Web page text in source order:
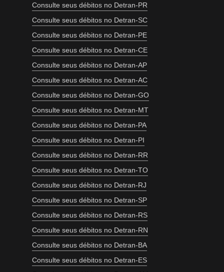
Consulte seus débitos no Detran-PR
Consulte seus débitos no Detran-SC
Consulte seus débitos no Detran-PE
Consulte seus débitos no Detran-CE
Consulte seus débitos no Detran-AP
Consulte seus débitos no Detran-AC
Consulte seus débitos no Detran-GO
Consulte seus débitos no Detran-MT
Consulte seus débitos no Detran-PA
Consulte seus débitos no Detran-PI
Consulte seus débitos no Detran-RR
Consulte seus débitos no Detran-TO
Consulte seus débitos no Detran-RJ
Consulte seus débitos no Detran-SP
Consulte seus débitos no Detran-RS
Consulte seus débitos no Detran-RN
Consulte seus débitos no Detran-BA
Consulte seus débitos no Detran-ES